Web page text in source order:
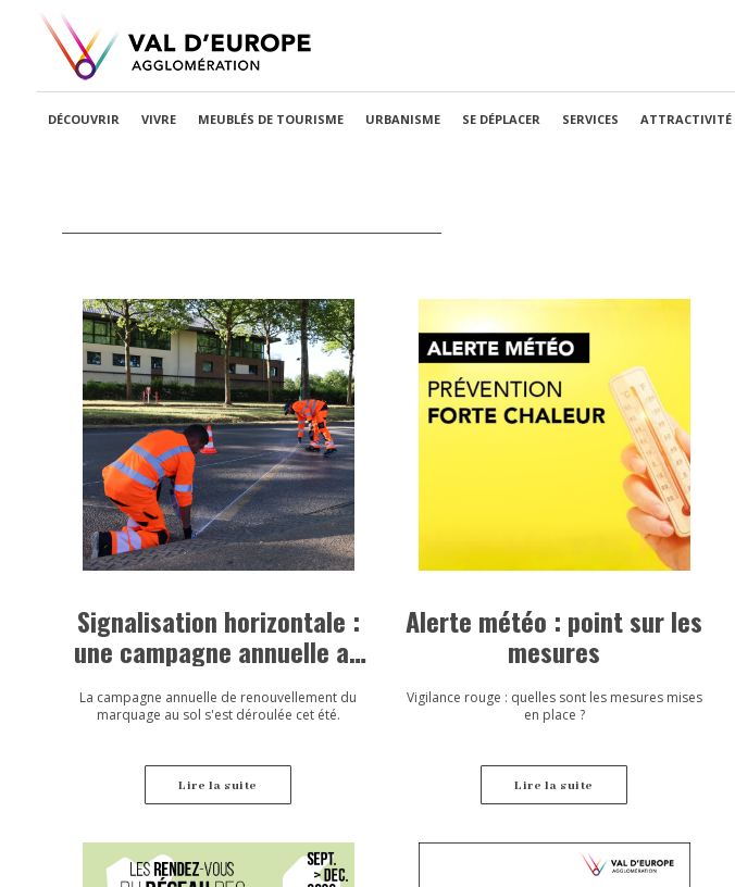
DÉCOUVRIR VIVRE MEUBLÉS DE TOURISME URBANISME SE DÉPLACER SERVICES ATTRACTIVITÉ
Signalisation horizontale :
une campagne annuelle au
service de la sécurité
La campagne annuelle de renouvellement du
marquage au sol s'est déroulée cet été.
Lire la suite
Alerte météo : point sur les
mesures
Vigilance rouge : quelles sont les mesures mises
en place ?
Lire la suite